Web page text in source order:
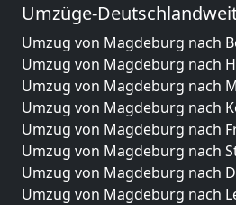
Umzüge-
Umzug von Magdeburg nach
Umzug von Magdeburg nach
Umzug von Magdeburg nach
Umzug von Magdeburg nach
Umzug von Magdeburg nach
Umzug von Magdeburg nach
Umzug von Magdeburg nach
Umzug von Magdeburg nach